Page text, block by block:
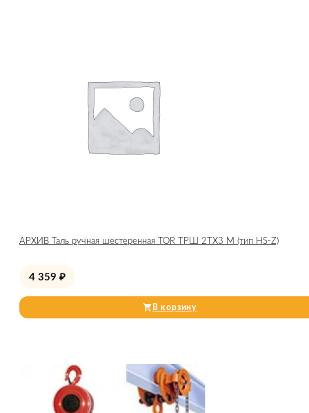
АРХИВ Таль ручная шестеренная TOR ТРШ 2ТХ3 М (тип HS-Z)
4 359 ₽
В корзину